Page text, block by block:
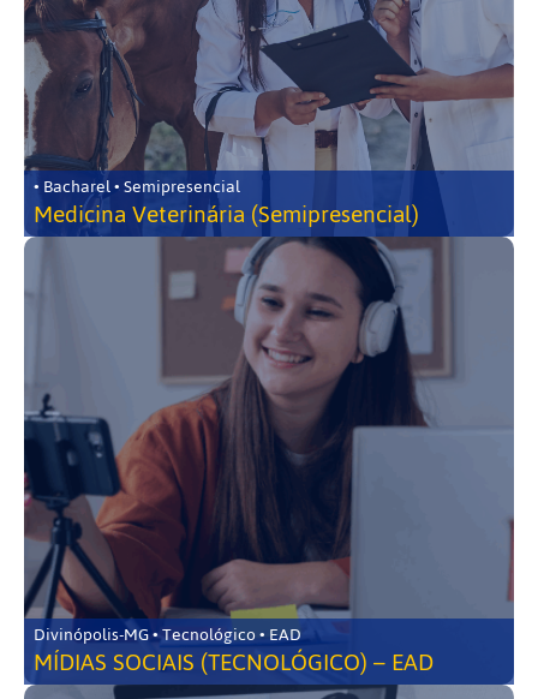
• Bacharel • Semipresencial
Medicina Veterinária (Semipresencial)
Divinópolis-MG • Tecnológico • EAD
MÍDIAS SOCIAIS (TECNOLÓGICO) – EAD